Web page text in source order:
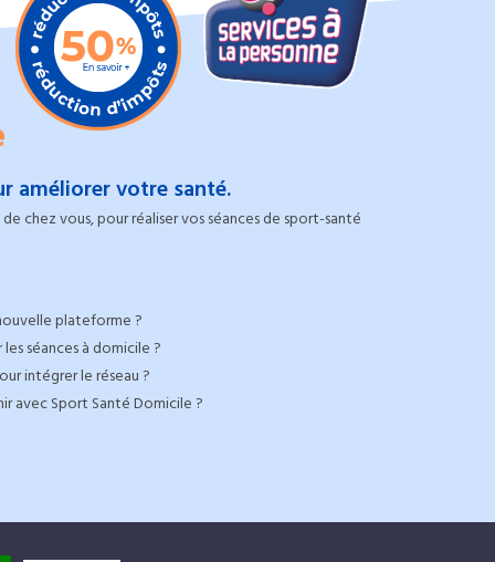
améliorer votre santé.
chez vous, pour réaliser vos séances de sport-santé
plateforme ?
séances à domicile ?
intégrer le réseau ?
avec Sport Santé Domicile ?